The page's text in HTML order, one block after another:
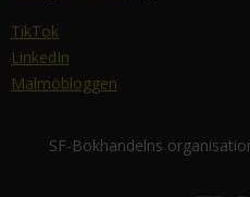
TikTok
LinkedIn
Malmöbloggen
SF-Bokhandelns